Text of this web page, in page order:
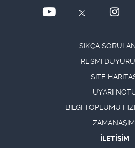
SIKÇA
RESMİ
SİTE
UYARI
BİLGİ TOPLUMU
İLETİŞİM